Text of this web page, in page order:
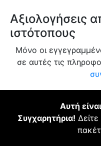
Αξιολογήσεις
ιστότοπους
Μόνο οι
σε αυτές τις
Αυτή
Συγχαρητήρια!